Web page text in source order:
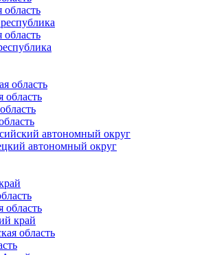
область
область
область
область
автономный округ
автономный округ
область
край
область